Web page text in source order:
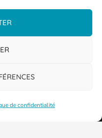
de confidentialité